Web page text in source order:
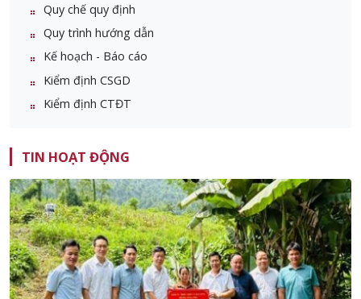
Quy chế quy định
Quy trình hướng dẫn
Kế hoạch - Báo cáo
Kiểm định CSGD
Kiểm định CTĐT
TIN HOẠT ĐỘNG